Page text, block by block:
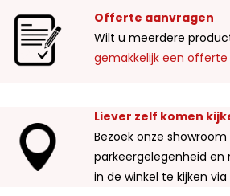
Offerte aanvragen
Wilt u meerdere
gemakkelijk een offerte
Liever zelf komen
Bezoek onze
parkeergelegenheid en
in de winkel te kijken